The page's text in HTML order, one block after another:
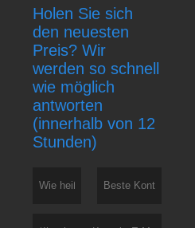
Holen Sie sich
den neuesten
Preis? Wir
werden so schnell
wie möglich
antworten
(innerhalb von 12
Stunden)